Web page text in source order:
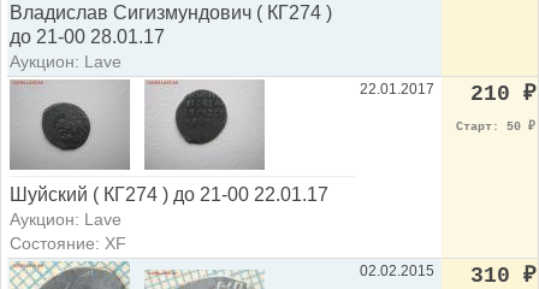
Владислав Сигизмундович ( КГ274 )
до 21-00 28.01.17
Аукцион: Lave
Шуйский ( КГ274 ) до 21-00 22.01.17
Аукцион: Lave
Состояние: XF
22.01.2017 210 ₽
Старт: 50 ₽
02.02.2015 310 ₽